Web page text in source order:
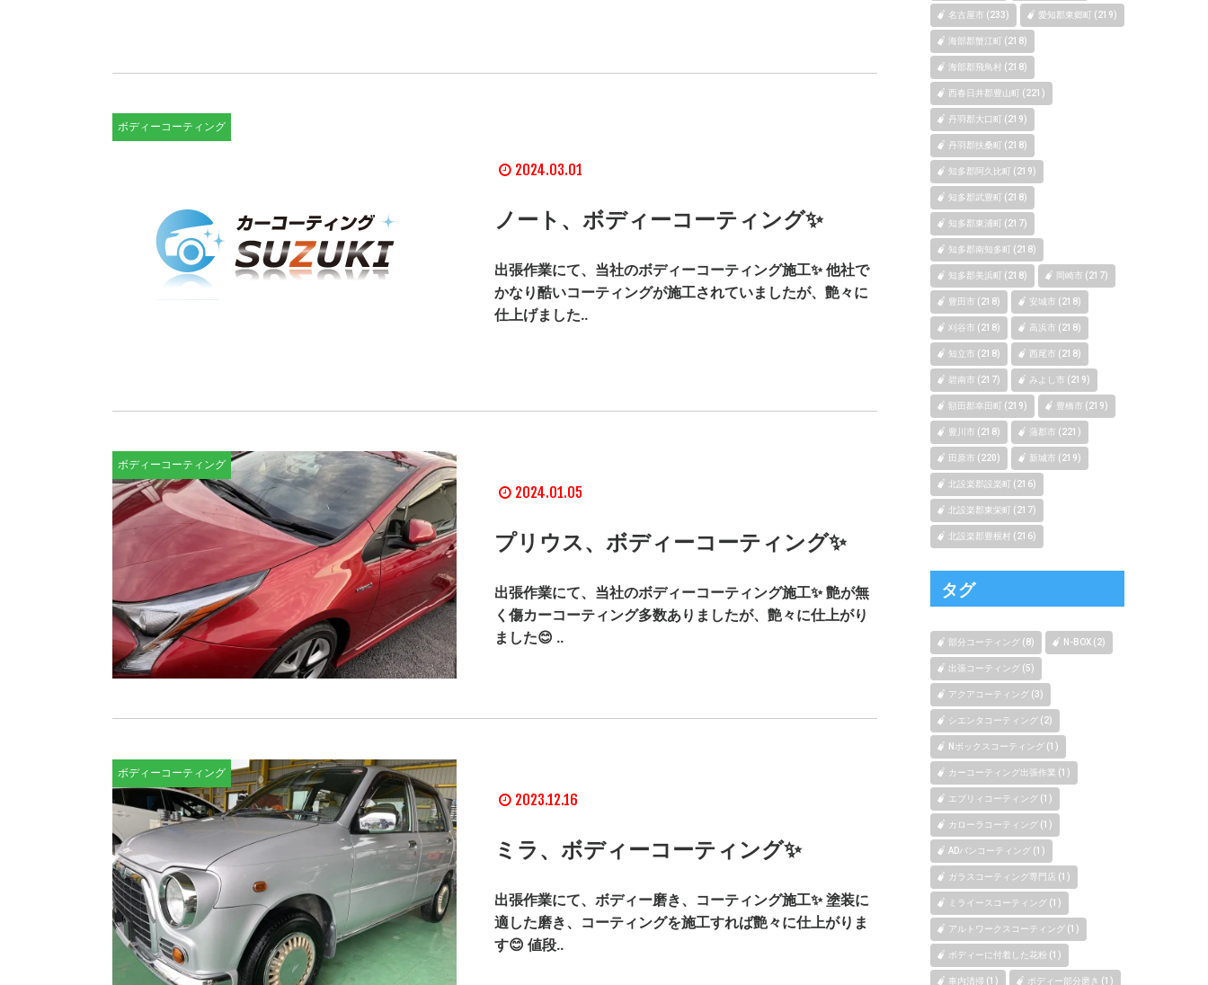
ボディーコーティング
2024.03.01
ノート、ボディーコーティング✨
出張作業にて、当社のボディーコーティング施工✨ 他社で
かなり酷いコーティングが施工されていましたが、艶々に
仕上げました..
ボディーコーティング
2024.01.05
プリウス、ボディーコーティング✨
出張作業にて、当社のボディーコーティング施工✨ 艶が無
く傷カーコーティング多数ありましたが、艶々に仕上がり
ました😊 ..
ボディーコーティング
2023.12.16
ミラ、ボディーコーティング✨
出張作業にて、ボディー磨き、コーティング施工✨ 塗装に
適した磨き、コーティングを施工すれば艶々に仕上がりま
す😊 値段..
名古屋市 (233) 愛知郡東郷町 (219)
海部郡蟹江町 (218)
海部郡飛鳥村 (218)
西春日井郡豊山町 (221)
丹羽郡大口町 (219)
丹羽郡扶桑町 (218)
知多郡阿久比町 (219)
知多郡武豊町 (218)
知多郡東浦町 (217)
知多郡南知多町 (218)
知多郡美浜町 (218) 岡崎市 (217)
豊田市 (218) 安城市 (218)
刈谷市 (218) 高浜市 (218)
知立市 (218) 西尾市 (218)
碧南市 (217) みよし市 (219)
額田郡幸田町 (219) 豊橋市 (219)
豊川市 (218) 蒲郡市 (221)
田原市 (220) 新城市 (219)
北設楽郡設楽町 (216)
北設楽郡東栄町 (217)
北設楽郡豊根村 (216)
タグ
部分コーティング (8) N-BOX (2)
出張コーティング (5)
アクアコーティング (3)
シエンタコーティング (2)
Nボックスコーティング (1)
カーコーティング出張作業 (1)
エブリィコーティング (1)
カローラコーティング (1)
ADバンコーティング (1)
ガラスコーティング専門店 (1)
ミライースコーティング (1)
アルトワークスコーティング (1)
ボディーに付着した花粉 (1)
車内清掃 (1) ボディー部分磨き (1)